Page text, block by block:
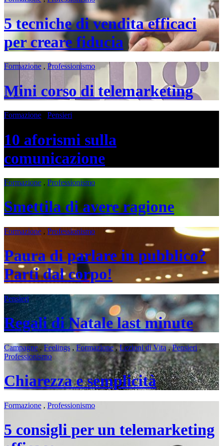
5 tecniche di vendita efficaci
per creare fiducia
Formazione , Professionismo
Mini corso di telemarketing
Formazione Pensieri
10 aforismi sulla
comunicazione
Formazione , Professionismo
Smettila di avere ragione
Formazione , Professionismo
Paura di parlare in pubblico?
Parti dal corpo!
Pensieri
Regali di Natale last minute
Campagne, Feelings , Formazione,Lezioni di Vita ,Pensieri ,
Professionismo
Chiarezza e semplicità
Formazione , Professionismo
5 consigli per un telemarketing